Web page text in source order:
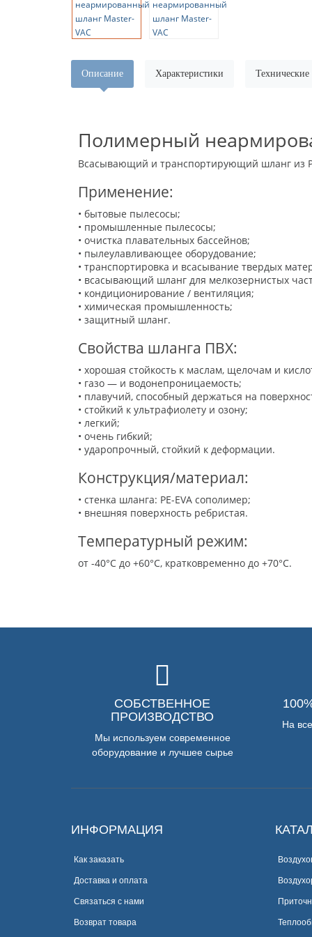
Описание Характеристики Технические
Полимерный
Всасывающий и транспортирующий шланг из
Применение:
• бытовые пылесосы;
• промышленные пылесосы;
• очистка плавательных бассейнов;
• пылеулавливающее оборудование;
• транспортировка и всасывание твердых
• всасывающий шланг для мелкозернистых
• кондиционирование / вентиляция;
• химическая промышленность;
• защитный шланг.
Свойства шланга ПВХ:
• хорошая стойкость к маслам, щелочам и
• газо — и водонепроницаемость;
• плавучий, способный держаться на
• стойкий к ультрафиолету и озону;
• легкий;
• очень гибкий;
• ударопрочный, стойкий к деформации.
Конструкция/материал:
• стенка шланга: PE-EVA сополимер;
• внешняя поверхность ребристая.
Температурный режим:
от -40°C до +60°C, кратковременно до +70°C.
СОБСТВЕННОЕ
ПРОИЗВОДСТВО
Мы используем современное
оборудование и лучшее сырье
На
ИНФОРМАЦИЯ
Как заказать
Доставка и оплата
Связаться с нами
Возврат товара